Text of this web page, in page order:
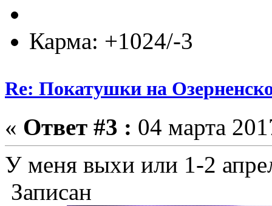
Карма: +1024/-3
Re: Покатушки на
« Ответ #3 : 04 марта
У меня выхи или 1-2
Записан